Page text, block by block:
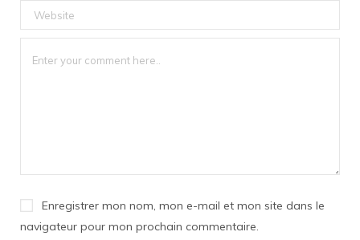
Enregistrer mon nom, mon e-mail et mon site dans le
navigateur pour mon prochain commentaire.